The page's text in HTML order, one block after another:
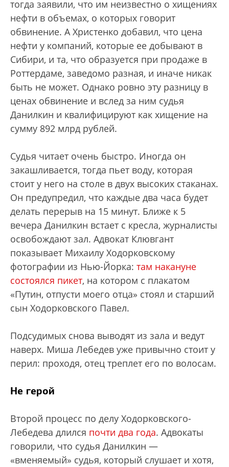
тогда заявили, что им неизвестно о хищениях
нефти в объемах, о которых говорит
обвинение. А Христенко добавил, что цена
нефти у компаний, которые ее добывают в
Сибири, и та, что образуется при продаже в
Роттердаме, заведомо разная, и иначе никак
быть не может. Однако ровно эту разницу в
ценах обвинение и вслед за ним судья
Данилкин и квалифицируют как хищение на
сумму 892 млрд рублей.
Судья читает очень быстро. Иногда он
закашливается, тогда пьет воду, которая
стоит у него на столе в двух высоких стаканах.
Он предупредил, что каждые два часа будет
делать перерыв на 15 минут. Ближе к 5
вечера Данилкин встает с кресла, журналисты
освобождают зал. Адвокат Клювгант
показывает Михаилу Ходорковскому
фотографии из Нью-Йорка: там накануне
состоялся пикет, на котором с плакатом
«Путин, отпусти моего отца» стоял и старший
сын Ходорковского Павел.
Подсудимых снова выводят из зала и ведут
наверх. Миша Лебедев уже привычно стоит у
перил: проходя, отец треплет его по волосам.
Не герой
Второй процесс по делу Ходорковского-
Лебедева длился почти два года. Адвокаты
говорили, что судья Данилкин —
«вменяемый» судья, который слушает и хотя,